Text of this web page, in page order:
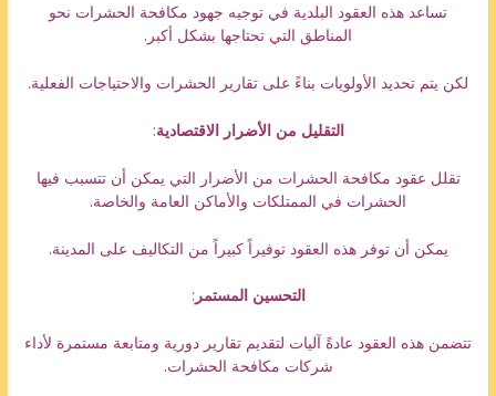
تساعد هذه العقود البلدية في توجيه جهود مكافحة الحشرات نحو
المناطق التي تحتاجها بشكل أكبر.
لكن يتم تحديد الأولويات بناءً على تقارير الحشرات والاحتياجات الفعلية.
التقليل من الأضرار الاقتصادية:
تقلل عقود مكافحة الحشرات من الأضرار التي يمكن أن تتسبب فيها
الحشرات في الممتلكات والأماكن العامة والخاصة.
يمكن أن توفر هذه العقود توفيراً كبيراً من التكاليف على المدينة.
التحسين المستمر :
تتضمن هذه العقود عادةً آليات لتقديم تقارير دورية ومتابعة مستمرة لأداء
شركات مكافحة الحشرات.